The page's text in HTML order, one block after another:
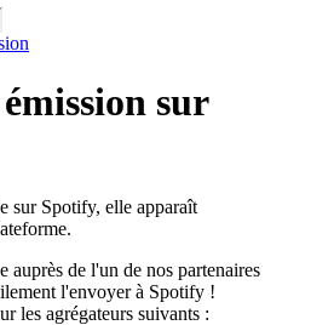
sur
sur Spotify, elle apparaît
auprès de l'un de nos partenaires
l'envoyer à Spotify !
les agrégateurs suivants :